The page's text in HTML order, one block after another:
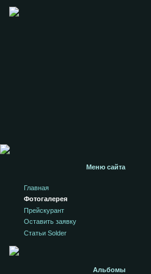
Меню сайта
Главная
Фотогалерея
Прейскурант
Оставить заявку
Статьи Solder
Альбомы